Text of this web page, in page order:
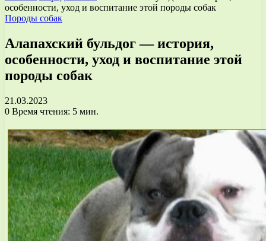
особенности, уход и воспитание этой породы собак
Породы собак
Алапахский бульдог — история,
особенности, уход и воспитание этой
породы собак
21.03.2023
0 Время чтения: 5 мин.